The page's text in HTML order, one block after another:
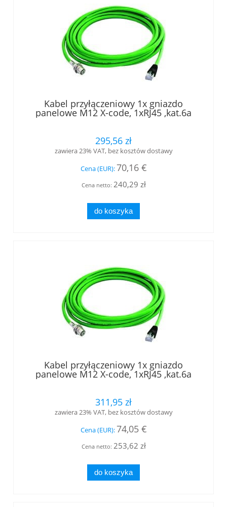
Kabel przyłączeniowy 1x gniazdo
panelowe M12 X-code, 1xRJ45 ,kat.6a
długość 0,5 m (L82100A0000)
295,56 zł
zawiera 23% VAT, bez kosztów dostawy
Cena (EUR):70,16 €
Cena netto: 240,29 zł
do koszyka
Kabel przyłączeniowy 1x gniazdo
panelowe M12 X-code, 1xRJ45 ,kat.6a
długość 1,0 m (L82100A0001)
311,95 zł
zawiera 23% VAT, bez kosztów dostawy
Cena (EUR):74,05 €
Cena netto: 253,62 zł
do koszyka